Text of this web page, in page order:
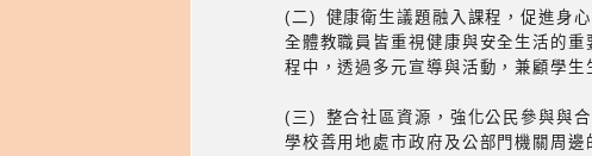
(二) 健康衛生議題融入課程，促進身
全體教職員皆重視健康與安全生活的
程中，透過多元宣導與活動，兼顧學
(三) 整合社區資源，強化公民參與與
學校善用地處市政府及公部門機關周